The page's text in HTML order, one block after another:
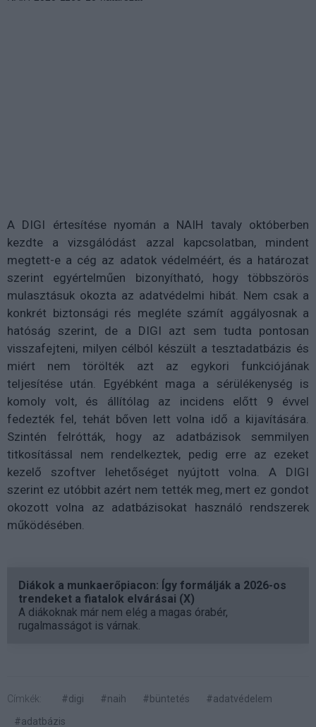
A DIGI értesítése nyomán a NAIH tavaly októberben
kezdte a vizsgálódást azzal kapcsolatban, mindent
megtett-e a cég az adatok védelméért, és a határozat
szerint egyértelműen bizonyítható, hogy többszörös
mulasztásuk okozta az adatvédelmi hibát. Nem csak a
konkrét biztonsági rés megléte számít aggályosnak a
hatóság szerint, de a DIGI azt sem tudta pontosan
visszafejteni, milyen célból készült a tesztadatbázis és
miért nem törölték azt az egykori funkciójának
teljesítése után. Egyébként maga a sérülékenység is
komoly volt, és állítólag az incidens előtt 9 évvel
fedezték fel, tehát bőven lett volna idő a kijavítására.
Szintén felrótták, hogy az adatbázisok semmilyen
titkosítással nem rendelkeztek, pedig erre az ezeket
kezelő szoftver lehetőséget nyújtott volna. A DIGI
szerint ez utóbbit azért nem tették meg, mert ez gondot
okozott volna az adatbázisokat használó rendszerek
működésében.
Diákok a munkaerőpiacon: Így formálják a 2026-os
trendeket a fiatalok elvárásai (X)
A diákoknak már nem elég a magas órabér,
rugalmasságot is várnak.
Címkék: #digi #naih #büntetés
#adatvédelem
#adatbázis